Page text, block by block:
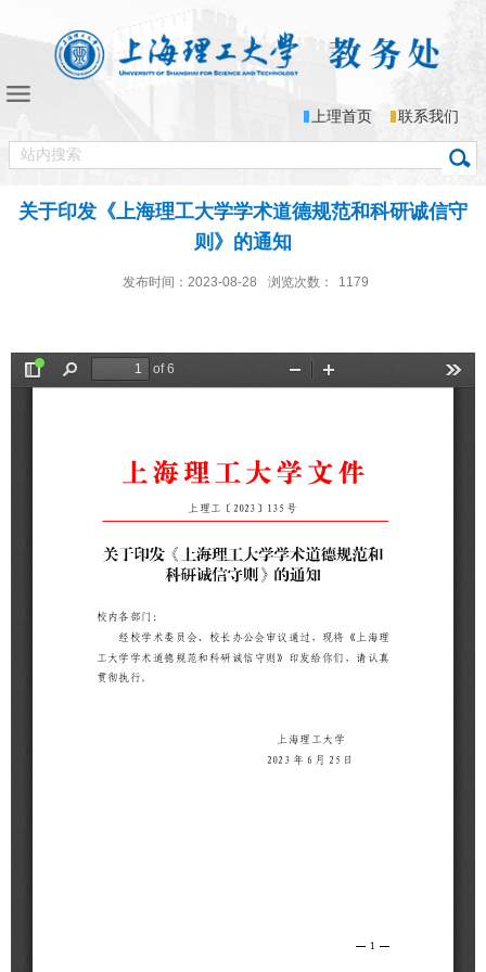
上理首页 联系我们
关于印发《上海理工大学学术道德规范和科研诚信守
则》的通知
发布时间：2023-08-28 浏览次数： 1179